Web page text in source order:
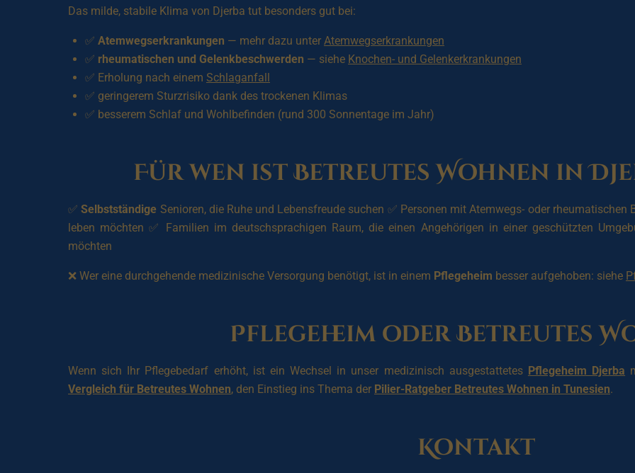
Das milde, stabile Klima von Djerba tut besonders gut bei:
✅ Atemwegserkrankungen — mehr dazu unter Atemwegserkrankungen
✅ rheumatischen und Gelenkbeschwerden — siehe Knochen- und Gelenkerkrankungen
✅ Erholung nach einem Schlaganfall
✅ geringerem Sturzrisiko dank des trockenen Klimas
✅ besserem Schlaf und Wohlbefinden (rund 300 Sonnentage im Jahr)
Für wen ist Betreutes Wohnen in
✅Selbstständige Senioren, die Ruhe und Lebensfreude suchen ✅ Personen mit Atemwegs- oder rheumatischen
leben möchten ✅ Familien im deutschsprachigen Raum, die einen Angehörigen in einer geschützten
möchten
❌ Wer eine durchgehende medizinische Versorgung benötigt, ist in einem Pflegeheim besser aufgehoben: siehe
Pflegeheim oder Betreutes
Wenn sich Ihr Pflegebedarf erhöht, ist ein Wechsel in unser medizinisch ausgestattetes Pflegeheim Djerba
Vergleich für Betreutes Wohnen, den Einstieg ins Thema der Pilier-Ratgeber Betreutes Wohnen in Tunesien.
Kontakt